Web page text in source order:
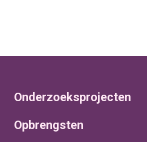
Onderzoeksprojecten
Opbrengsten